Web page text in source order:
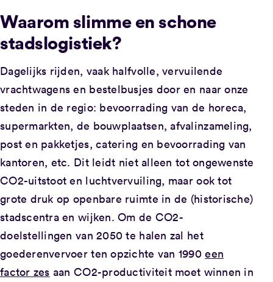
Waarom slimme en schone
stadslogistiek?
Dagelijks rijden, vaak halfvolle, vervuilende
vrachtwagens en bestelbusjes door en naar onze
steden in de regio: bevoorrading van de horeca,
supermarkten, de bouwplaatsen, afvalinzameling,
post en pakketjes, catering en bevoorrading van
kantoren, etc. Dit leidt niet alleen tot ongewenste
CO2-uitstoot en luchtvervuiling, maar ook tot
grote druk op openbare ruimte in de (historische)
stadscentra en wijken. Om de CO2-
doelstellingen van 2050 te halen zal het
goederenvervoer ten opzichte van 1990een
factor zes aan CO2-productiviteit moet winnen in